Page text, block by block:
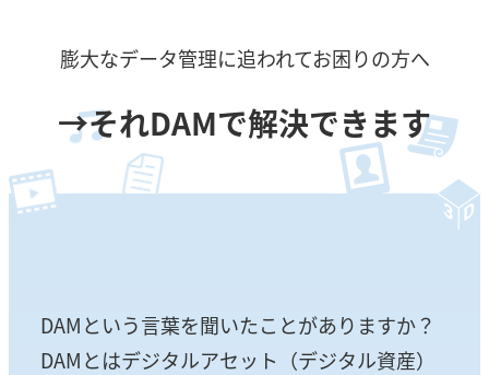
膨大なデータ管理に追われてお困りの方へ
→それDAMで解決できます
DAMという言葉を聞いたことがありますか？
DAMとはデジタルアセット（デジタル資産）